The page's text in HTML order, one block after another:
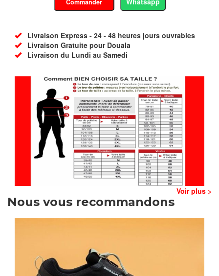
Commander
Livraison Express - 24 - 48 heures jours ouvrables
Livraison Gratuite pour Douala
Livraison du Lundi au Samedi
Voir plus >
Nous vous recommandons